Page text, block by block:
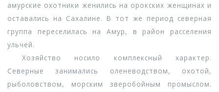
амурские охотники женились на орокских женщинах и
оставались на Сахалине. В тот же период северная
группа переселилась на Амур, в район расселения
ульчей.
Хозяйство носило комплексный характер.
Северные занимались оленеводством, охотой,
рыболовством, морским зверобойным промыслом.